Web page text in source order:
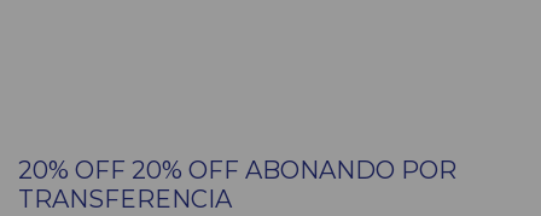
20% OFF 20% OFF ABONANDO POR
TRANSFERENCIA